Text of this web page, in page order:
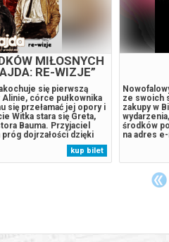
MIŁOSNYCH
RE-WIZJE”
się pierwszą
Alinie, córce pułkownika
się przełamać jej opory i
Witka stara się Greta,
Bauma. Przyjaciel
dojrzałości dzięki
zakupy w
wydarzenia,kup bilet
ze swoich
zakupy w
środków
na adres